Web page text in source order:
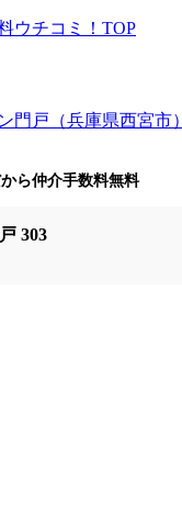
ウチコミ！TOP
門戸（兵庫県西宮市）
ら仲介手数料無料
303